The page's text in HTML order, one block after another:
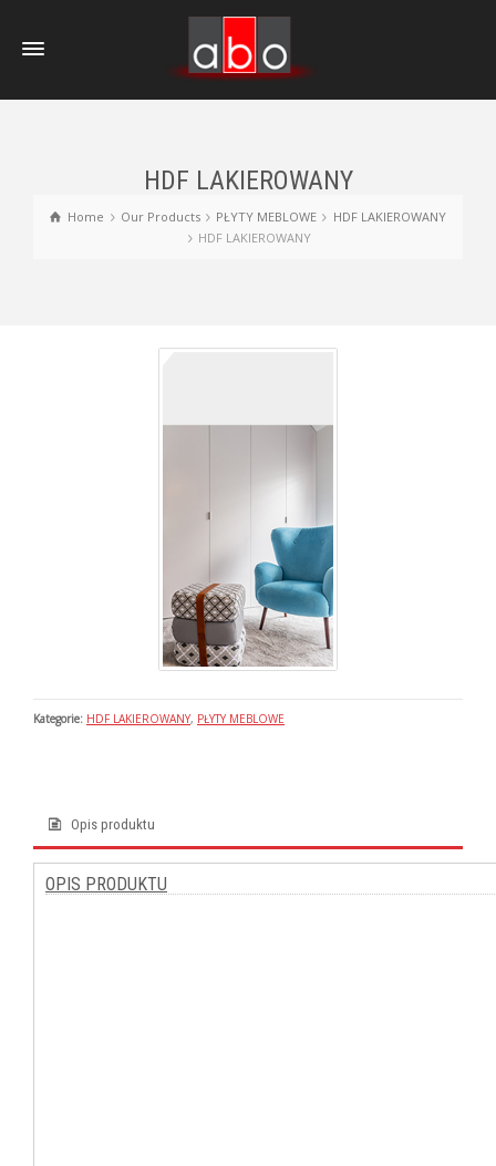
HDF LAKIEROWANY
Home Our Products PŁYTY MEBLOWE
HDF LAKIEROWANY
HDF LAKIEROWANY
Kategorie: HDF LAKIEROWANY, PŁYTY MEBLOWE
Opis produktu
OPIS PRODUKTU